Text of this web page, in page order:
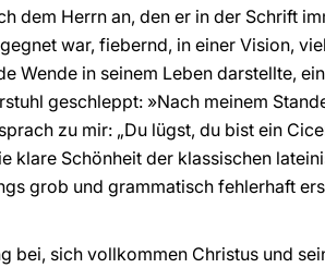
dem Herrn an, den er in der Schrift
war, fiebernd, in einer Vision,
Wende in seinem Leben darstellte,
geschleppt: »Nach meinem
zu mir: „Du lügst, du bist ein
klare Schönheit der klassischen
grob und grammatisch fehlerhaft
bei, sich vollkommen Christus und